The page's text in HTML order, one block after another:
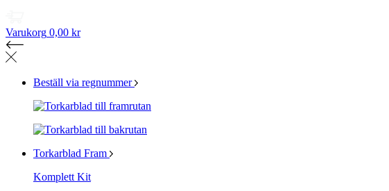
Varukorg 0,00 kr
Beställ via regnummer
Torkarblad Fram
Komplett Kit